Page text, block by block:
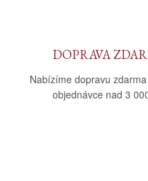
DOPRAVA
Nabízíme dopravu
objednávce nad 3